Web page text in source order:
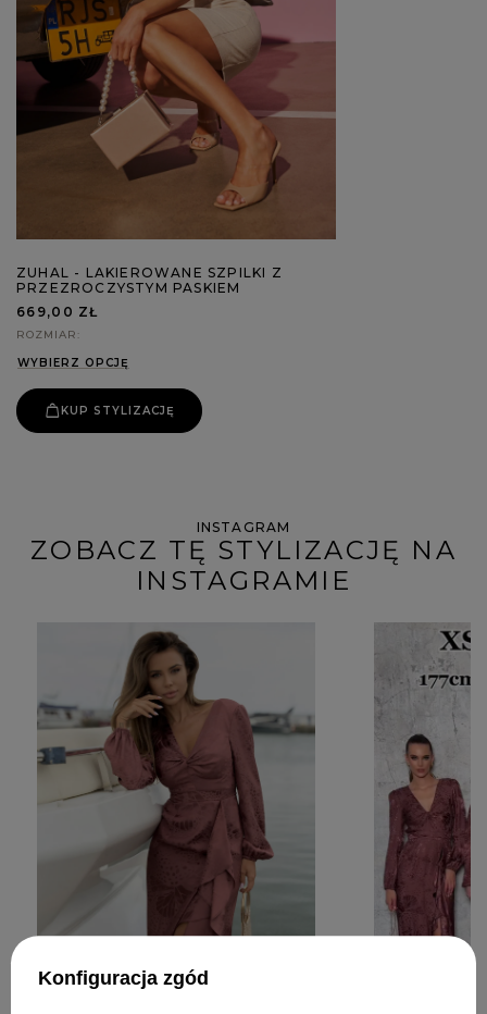
ZUHAL - LAKIEROWANE SZPILKI Z
PRZEZROCZYSTYM PASKIEM
669,00 ZŁ
ROZMIAR
WYBIERZ OPCJĘ
KUP STYLIZACJĘ
INSTAGRAM
ZOBACZ TĘ STYLIZACJĘ NA
INSTAGRAMIE
Konfiguracja zgód